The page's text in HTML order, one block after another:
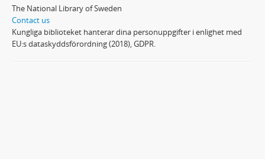
The National Library of Sweden
Contact us
Kungliga biblioteket hanterar dina personuppgifter i enlighet med
EU:s dataskyddsförordning (2018), GDPR.